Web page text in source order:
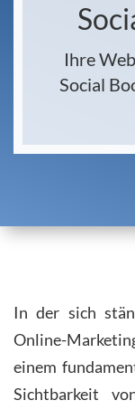
Ihre
Social
In der sich
Online-
einem
Sichtbarkeit